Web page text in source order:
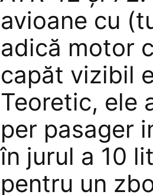
avioane cu
adică motor
capăt vizibil
Teoretic, ele
per pasager
în jurul a 10
pentru un